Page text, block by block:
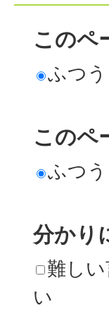
このペ
ふつう
このペ
ふつう
分かり
難し
い